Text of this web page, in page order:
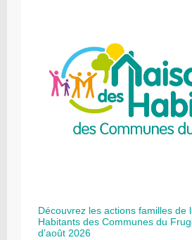
Découvrez les actions familles de
Habitants des Communes du
d’août 2026